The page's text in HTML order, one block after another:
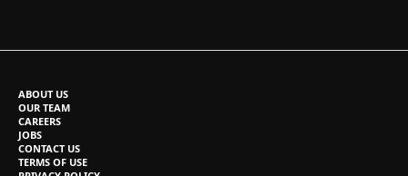
ABOUT US
OUR TEAM
CAREERS
JOBS
CONTACT US
TERMS OF USE